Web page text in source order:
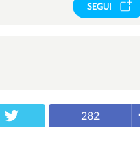
SEGUI
282